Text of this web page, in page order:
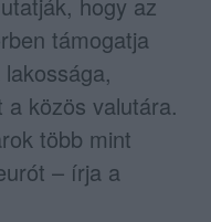
támogatja
közös valutára.
több mint
– írja a